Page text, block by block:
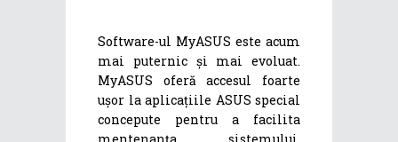
Software-ul MyASUS este acum
mai puternic și mai evoluat.
MyASUS oferă accesul foarte
ușor la aplicațiile ASUS special
concepute pentru a facilita